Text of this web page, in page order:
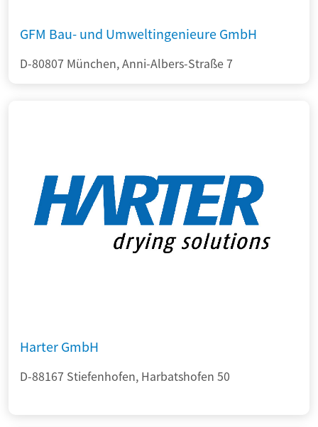
GFM Bau- und Umweltingenieure GmbH
D-80807 München, Anni-Albers-Straße 7
Harter GmbH
D-88167 Stiefenhofen, Harbatshofen 50